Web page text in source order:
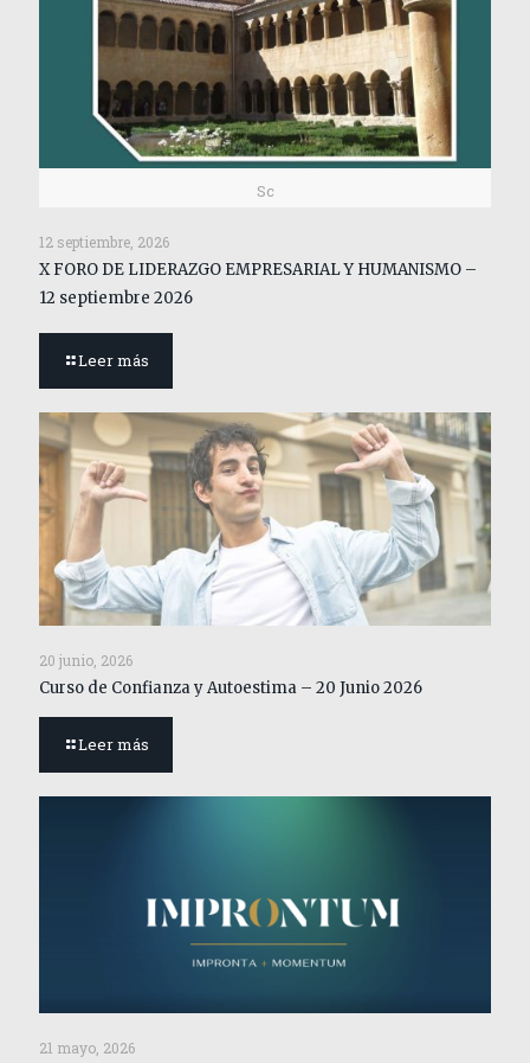
Sc
12 septiembre, 2026
X FORO DE LIDERAZGO EMPRESARIAL Y HUMANISMO –
12 septiembre 2026
Leer más
20 junio, 2026
Curso de Confianza y Autoestima – 20 Junio 2026
Leer más
21 mayo, 2026